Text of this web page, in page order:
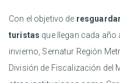
Con el objetivo de
turistas que llegan cada año
invierno, Sernatur Región
División de Fiscalización del